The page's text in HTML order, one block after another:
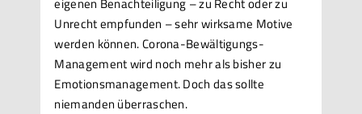
Unrecht empfunden – sehr wirksame Motive
werden können. Corona-Bewältigungs-
Management wird noch mehr als bisher zu
Emotionsmanagement. Doch das sollte
niemanden überraschen.